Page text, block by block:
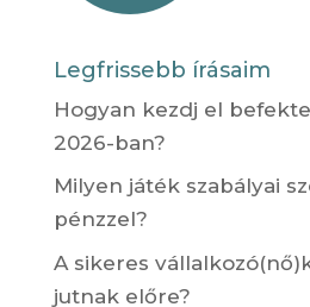
Legfrissebb írásaim
Hogyan kezdj el
2026-ban?
Milyen játék szabályai
pénzzel?
A sikeres
jutnak előre?